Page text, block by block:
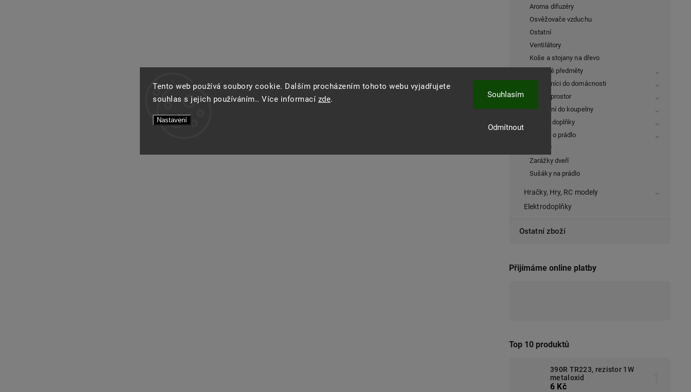
Tento web používá soubory cookie. Dalším procházením tohoto webu vyjadřujete
souhlas s jejich používáním.. Více informací zde.
Nastavení
Odmítnout
Souhlasím
Aroma difuzéry
Osvěžovače vzduchu
Ostatní
Ventilátory
Koše a stojany na dřevo
Dárkové předměty
Pomocníci do domácnosti
Úložný prostor
Vybavení do koupelny
Textilní doplňky
Starost o prádlo
Trezory
Zarážky dveří
Sušáky na prádlo
Hračky, Hry, RC modely
Elektrodoplňky
Ostatní zboží
Přijímáme online platby
Top 10 produktů
390R TR223, rezistor 1W
metaloxid
6 Kč